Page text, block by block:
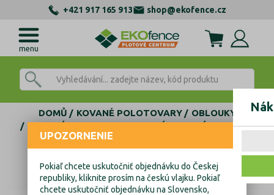
+421 917 165 913 shop@ekofence.cz
menu
DOMŮ KOVANÉ POLOTOVARY
OBLOUKY
LOMENÉ OBLOUKY
ZDOBENÉ LOMENÉ OBLOUKY
Plotový rám,kovaná vrata P/041-30x8, P250, L2200mm
Plotový rám,kovaná vrata P/041-30x8,
P250, L2200mm
UPOZORNENIE
Pokiaľ chcete uskutočniť objednávku do Českej
republiky, kliknite prosím na českú vlajku. Pokiaľ
chcete uskutočniť objednávku na Slovensko,